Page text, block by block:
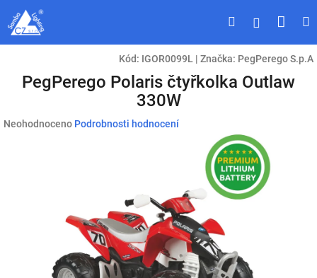
obsah
HledatPřihlášení
Kód: IGOR0099L | Značka: PegPerego S.p.A
PegPerego Polaris čtyřkolka Outlaw
330W
Průměrné
Neohodnoceno Podrobnosti hodnocení